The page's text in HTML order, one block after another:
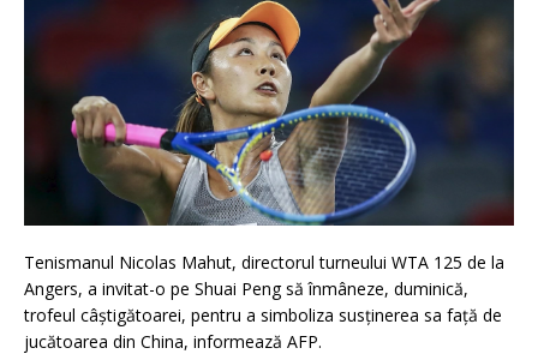
Tenismanul Nicolas Mahut, directorul turneului WTA 125 de la
Angers, a invitat-o pe Shuai Peng să înmâneze, duminică,
trofeul câştigătoarei, pentru a simboliza susţinerea sa faţă de
jucătoarea din China, informează AFP.